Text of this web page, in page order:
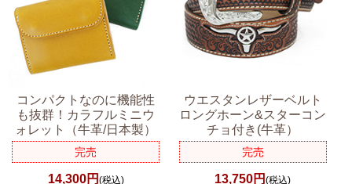
コンパクトなのに機能性
も抜群！カラフルミニウ
ォレット（牛革/日本製）
完売
14,300円 (税込)
ウエスタンレザーベルト
ロングホーン&スターコン
チョ付き(牛革）
完売
13,750円(税込)